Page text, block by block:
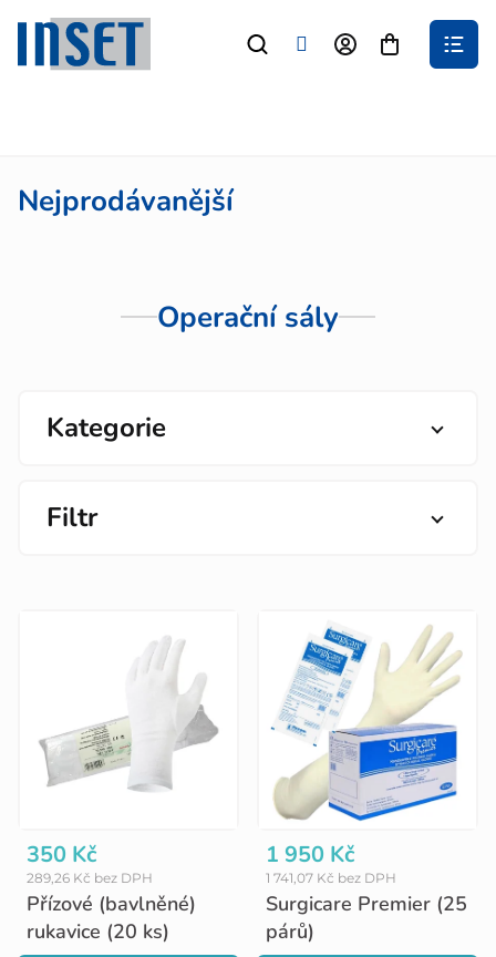
obsah
Nákupní
Operační sály
Kategorie
Filtr
o
d
u
Přízové (bavlněné)
rukavice (20 ks)
289,26 Kč bez DPH
350 Kč
Surgicare Premier (25
párů)
1 741,07 Kč bez DPH
1 950 Kč
Nejprodávanější